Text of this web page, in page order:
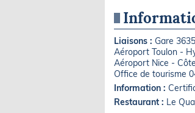
Liaisons : Gare
Aéroport Toulon -
Aéroport Nice -
Office de tourisme
Information :
Restaurant : Le